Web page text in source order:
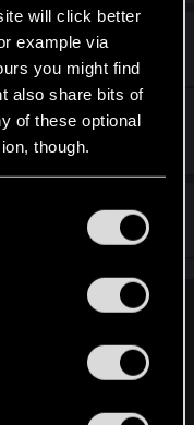
will click better
example via
you might find
also share bits of
of these optional
though.
them in the
się tematu
Oct 7, 2004
ze Morro mial jakas
na to, ze nie masz